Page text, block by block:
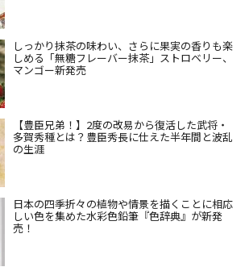
しっかり抹茶の味わい、さらに果実の香りも楽
しめる「無糖フレーバー抹茶」ストロベリー、
マンゴー新発売
【豊臣兄弟！】2度の改易から復活した武将・
多賀秀種とは？豊臣秀長に仕えた半年間と波乱
の生涯
日本の四季折々の植物や情景を描くことに相応
しい色を集めた水彩色鉛筆『色辞典』が新発
売！